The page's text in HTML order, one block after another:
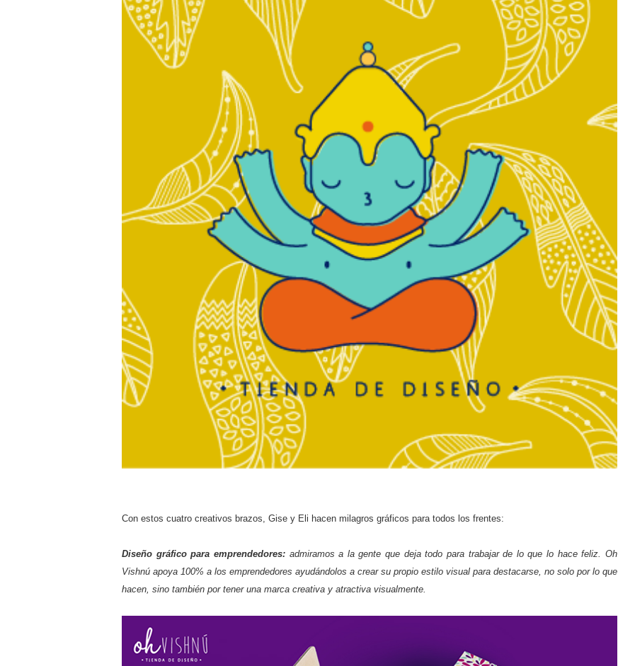
Con estos cuatro creativos brazos, Gise y Eli hacen milagros gráficos para todos los frentes:
Diseño gráfico para emprendedores:admiramos a la gente que deja todo para trabajar de lo que lo hace feliz. Oh
Vishnú apoya 100% a los emprendedores ayudándolos a crear su propio estilo visual para destacarse, no solo por lo que
hacen, sino también por tener una marca creativa y atractiva visualmente.